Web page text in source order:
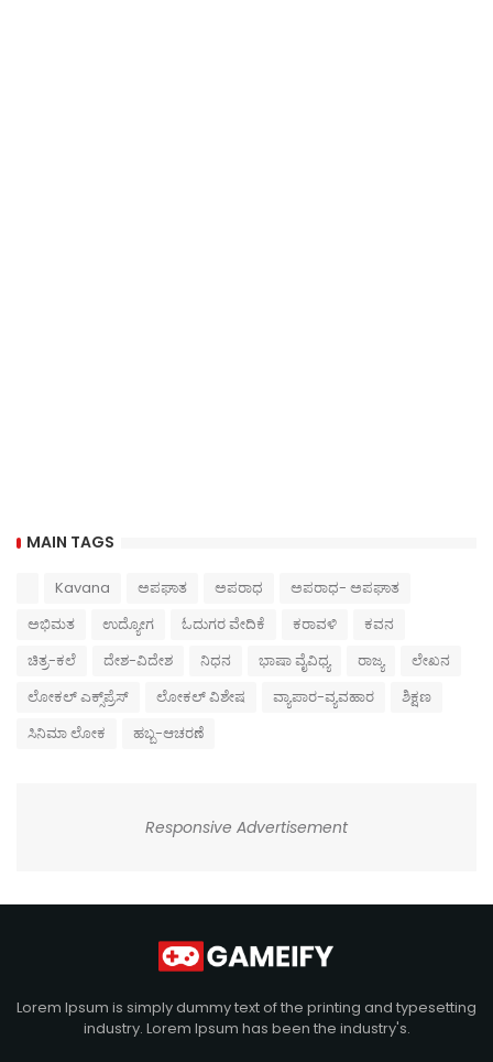
MAIN TAGS
Kavana ಅಪಘಾತ ಅಪರಾಧ
ಅಪರಾಧ- ಅಪಘಾತ
ಅಭಿಮತ
ಉದ್ಯೋಗ ಓದುಗರ ವೇದಿಕೆ ಕರಾವಳಿ
ಕವನ
ಚಿತ್ರ-ಕಲೆ
ದೇಶ-ವಿದೇಶ ನಿಧನ ಭಾಷಾ ವೈವಿಧ್ಯ ರಾಜ್ಯ
ಲೇಖನ
ಲೋಕಲ್ ಎಕ್ಸ್‌ಪ್ರೆಸ್
ಲೋಕಲ್ ವಿಶೇಷ ವ್ಯಾಪಾರ-ವ್ಯವಹಾರ
ಶಿಕ್ಷಣ
ಸಿನಿಮಾ ಲೋಕ
ಹಬ್ಬ-ಆಚರಣೆ
Responsive Advertisement
Lorem Ipsum is simply dummy text of the printing and typesetting
industry. Lorem Ipsum has been the industry's.